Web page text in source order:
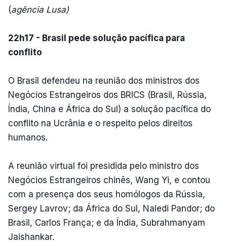
(agência Lusa)
22h17 - Brasil pede solução pacífica para
conflito
O Brasil defendeu na reunião dos ministros dos
Negócios Estrangeiros dos BRICS (Brasil, Rússia,
Índia, China e África do Sul) a solução pacífica do
conflito na Ucrânia e o respeito pelos direitos
humanos.
A reunião virtual foi presidida pelo ministro dos
Negócios Estrangeiros chinês, Wang Yi, e contou
com a presença dos seus homólogos da Rússia,
Sergey Lavrov; da África do Sul, Naledi Pandor; do
Brasil, Carlos França; e da Índia, Subrahmanyam
Jaishankar.